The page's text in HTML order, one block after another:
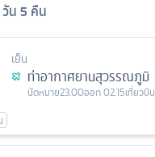
วัน5 คืน
เย็น
ท่าอากาศยานสุวรรณภูมิ
นัดหมาย23.00ออก02.15เที่ยวบิน